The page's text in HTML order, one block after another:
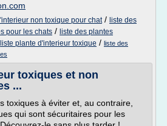
non toxique pour chat/ liste des
pour les chats / liste des plantes
liste plante d'interieur toxique / liste des
toxiques et non
...
toxiques à éviter et, au contraire,
qui sont sécuritaires pour les